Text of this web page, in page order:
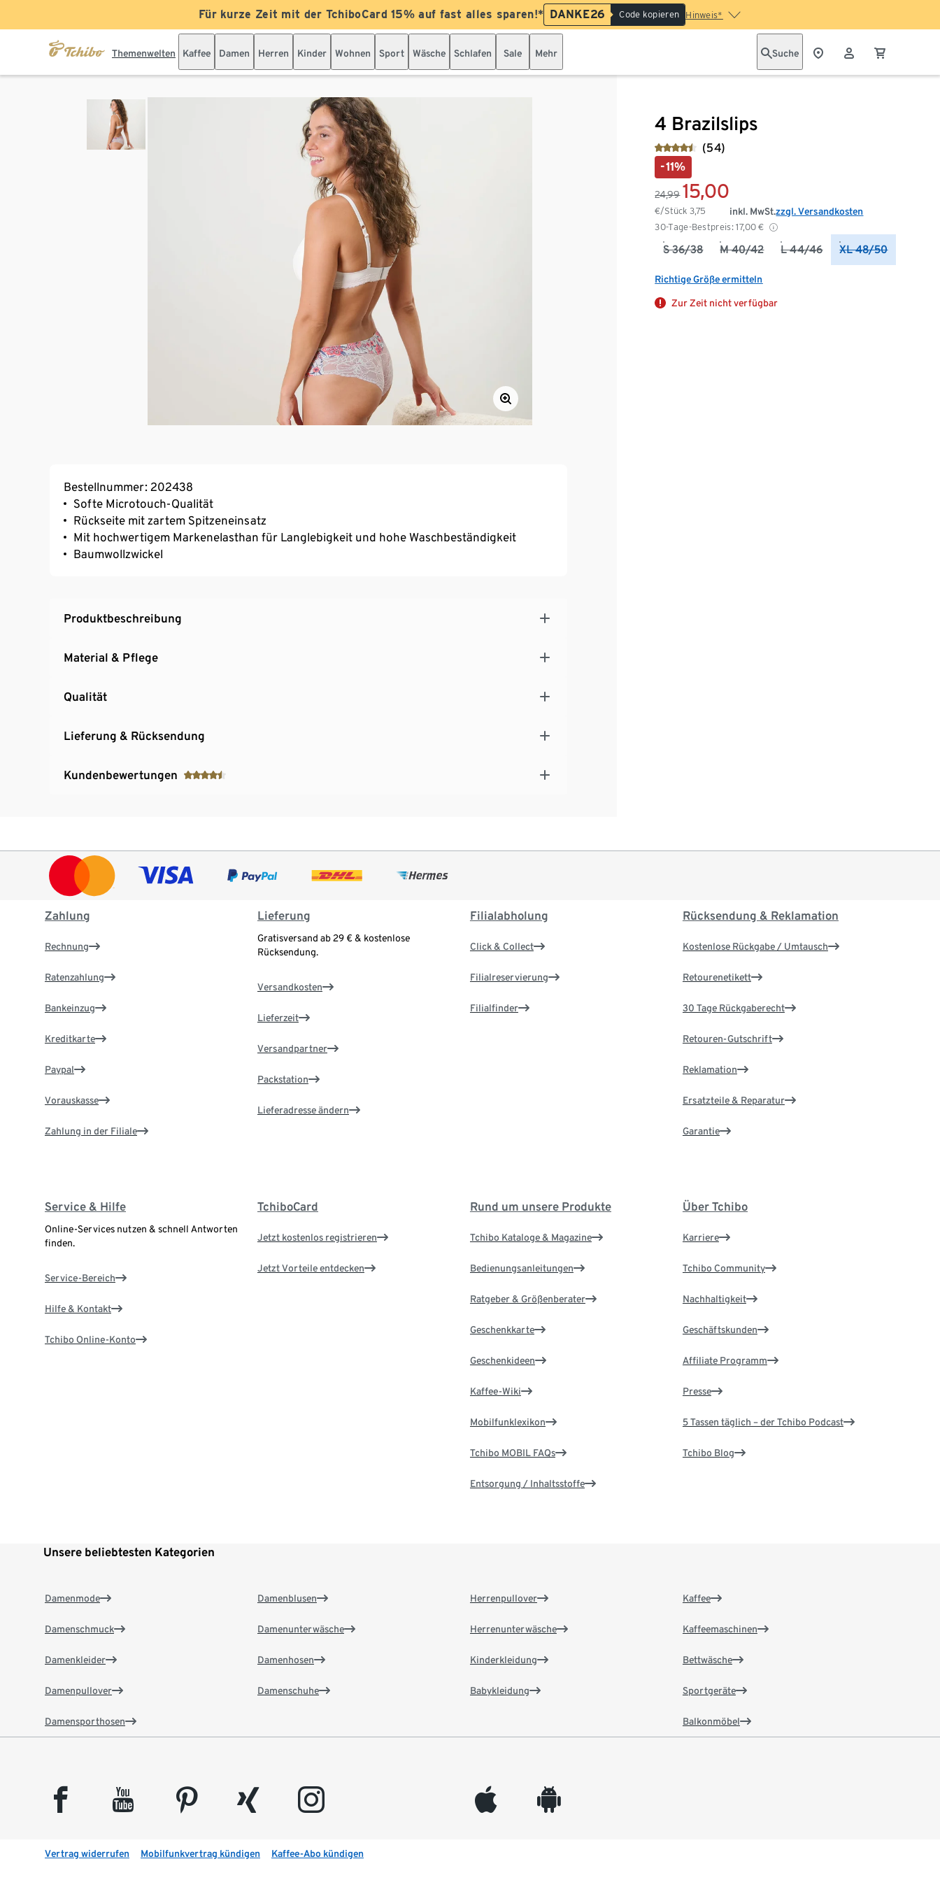
Für kurze Zeit mit der TchiboCard 15% auf fast alles sparen!* DANKE26 Code kopieren Hinweis*
Themenwelten Kaffee Damen Herren Kinder Wohnen Sport Wäsche Schlafen Sale Mehr Suche
4 Brazilslips
(54)
-11%
24,99 15,00
€/Stück3,75
30-Tage-Bestpreis: 17,00 €
inkl. MwSt.zzgl. Versandkosten
S 36/38 M 40/42 L 44/46 XL 48/50
Richtige Größe ermitteln
Zur Zeit nicht verfügbar
Bestellnummer: 202438
Softe Microtouch-Qualität
Rückseite mit zartem Spitzeneinsatz
Mit hochwertigem Markenelasthan für Langlebigkeit und hohe Waschbeständigkeit
Baumwollzwickel
Produktbeschreibung
Material & Pflege
Qualität
Lieferung & Rücksendung
Kundenbewertungen
Zahlung
Rechnung
Ratenzahlung
Bankeinzug
Kreditkarte
Paypal
Vorauskasse
Zahlung in der Filiale
Lieferung
Gratisversand ab 29 € & kostenlose
Rücksendung.
Versandkosten
Lieferzeit
Versandpartner
Packstation
Lieferadresse ändern
Filialabholung
Click & Collect
Filialreservierung
Filialfinder
Rücksendung & Reklamation
Kostenlose Rückgabe / Umtausch
Retourenetikett
30 Tage Rückgaberecht
Retouren-Gutschrift
Reklamation
Ersatzteile & Reparatur
Garantie
Service & Hilfe
Online-Services nutzen & schnell Antworten
finden.
Service-Bereich
Hilfe & Kontakt
Tchibo Online-Konto
TchiboCard
Jetzt kostenlos registrieren
Jetzt Vorteile entdecken
Rund um unsere Produkte
Tchibo Kataloge & Magazine
Bedienungsanleitungen
Ratgeber & Größenberater
Geschenkkarte
Geschenkideen
Kaffee-Wiki
Mobilfunklexikon
Tchibo MOBIL FAQs
Entsorgung / Inhaltsstoffe
Über Tchibo
Karriere
Tchibo Community
Nachhaltigkeit
Geschäftskunden
Affiliate Programm
Presse
5 Tassen täglich – der Tchibo Podcast
Tchibo Blog
Unsere beliebtesten Kategorien
Damenmode
Damenschmuck
Damenkleider
Damenpullover
Damensporthosen
Damenblusen
Damenunterwäsche
Damenhosen
Damenschuhe
Herrenpullover
Herrenunterwäsche
Kinderkleidung
Babykleidung
Kaffee
Kaffeemaschinen
Bettwäsche
Sportgeräte
Balkonmöbel
facebook youtube pinterest xing instagram appleinc android
Vertrag widerrufen Mobilfunkvertrag kündigen Kaffee-Abo kündigen